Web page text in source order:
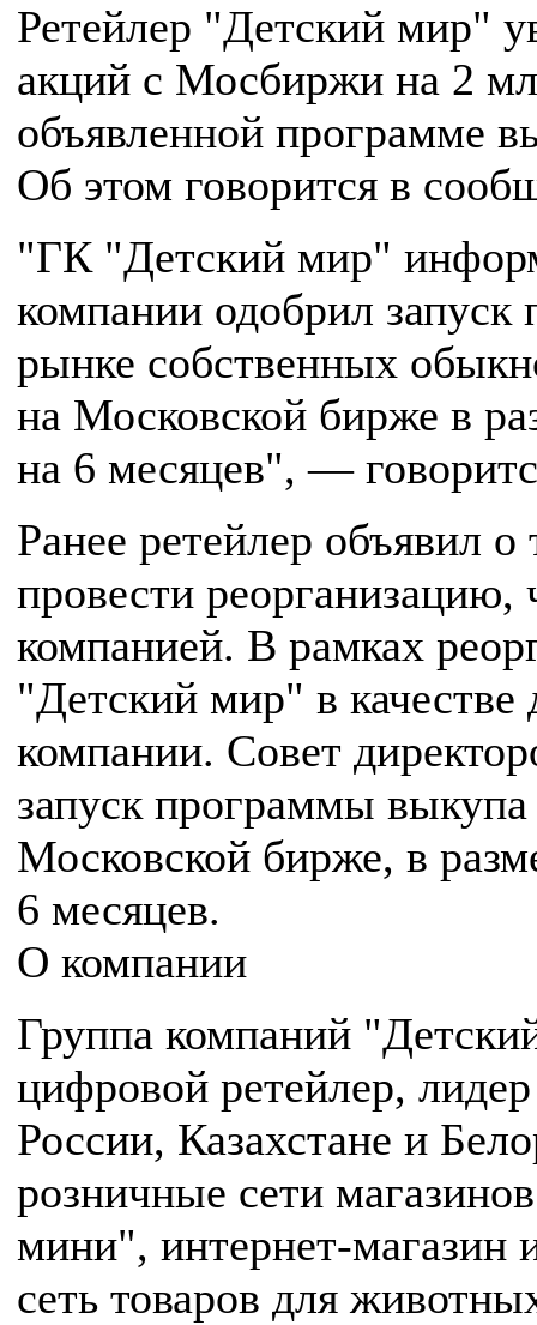
Ретейлер "Детский мир"
акций с Мосбиржи на 2
объявленной программе
Об этом говорится в
"ГК "Детский мир"
компании одобрил
рынке собственных
на Московской бирже в
на 6 месяцев", —
Ранее ретейлер объявил
провести реорганизацию,
компанией. В рамках
"Детский мир" в качестве
компании. Совет
запуск программы
Московской бирже, в
6 месяцев.
О компании
Группа компаний
цифровой ретейлер,
России, Казахстане и
розничные сети
мини", интернет-магазин
сеть товаров для